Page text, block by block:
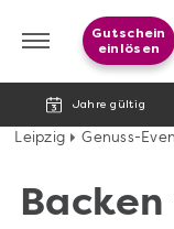
Jahre gültig
Gutschein
einlösen
Leipzig Genuss-